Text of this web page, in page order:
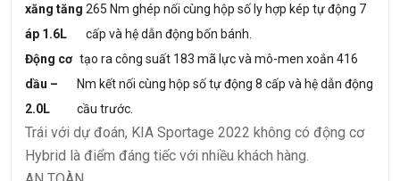
xăng tăng
áp 1.6L
265 Nm ghép nối cùng hộp số ly hợp kép tự động 7
cấp và hệ dẫn động bốn bánh.
Động cơ
dầu –
2.0L
tạo ra công suất 183 mã lực và mô-men xoắn 416
Nm kết nối cùng hộp số tự động 8 cấp và hệ dẫn động
cầu trước.
Trái với dự đoán, KIA Sportage 2022 không có động cơ
Hybrid là điểm đáng tiếc với nhiều khách hàng.